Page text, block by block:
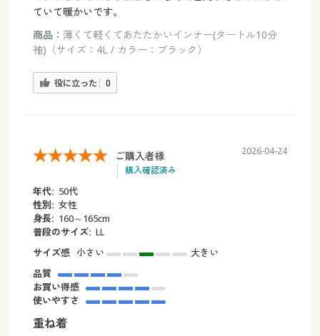
ていて暖かいです。
商品： 薄くて軽くてあたたかいインナー(タートル10分
袖)（サイズ：4L / カラー：ブラック）
役に立った 0
ご購入者様
購入確認済み
2026-04-24
年代: 50代
性別: 女性
身長: 160～165cm
普段のサイズ: LL
サイズ感 小さい
大きい
品質
お買い得感
使いやすさ
重ね着